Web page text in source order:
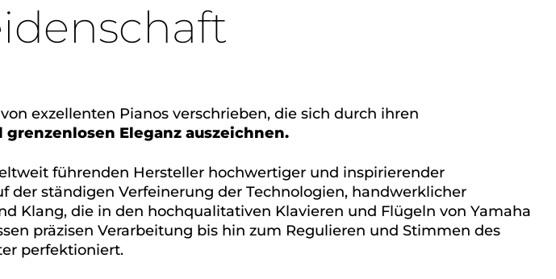
exzellenten Pianos verschrieben, die sich durch ihren
Eleganz auszeichnen.
führenden Hersteller hochwertiger und inspirierender
ständigen Verfeinerung der Technologien, handwerklicher
Klang, die in den hochqualitativen Klavieren und Flügeln von Yamaha
präzisen Verarbeitung bis hin zum Regulieren und Stimmen des
perfektioniert.